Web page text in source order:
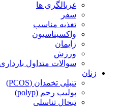
غربالگری ها
سفر
تغذیه مناسب
واکسیناسیون
زایمان
ورزش
سوالات متداول بارداری
زنان
تنبلی تخمدان (PCOS)
پولیپ رحم (polyp)
تبخال تناسلی